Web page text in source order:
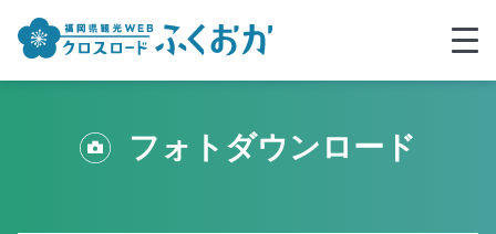
フォトダウンロード